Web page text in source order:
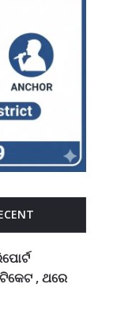
, ଥରେ